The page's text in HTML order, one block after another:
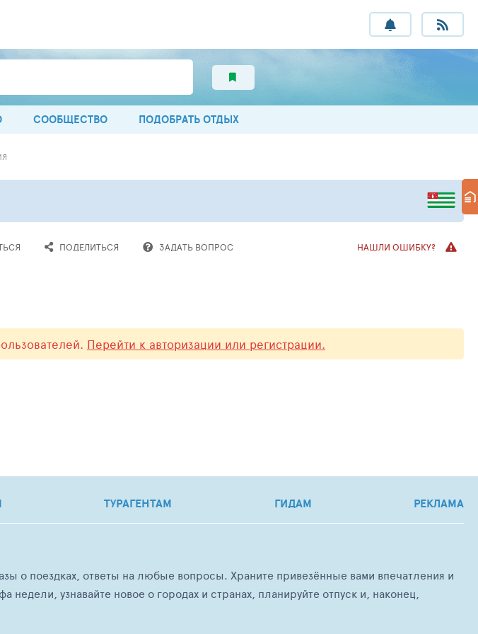
СООБЩЕСТВО ПОДОБРАТЬ ОТДЫХ
ПОДЕЛИТЬСЯ ЗАДАТЬ ВОПРОС НАШЛИ ОШИБКУ?
Перейти к авторизации или регистрации.
ТУРАГЕНТАМ ГИДАМ РЕКЛАМА
о поездках, ответы на любые вопросы. Храните привезённые вами впечатления и
недели, узнавайте новое о городах и странах, планируйте отпуск и, наконец,